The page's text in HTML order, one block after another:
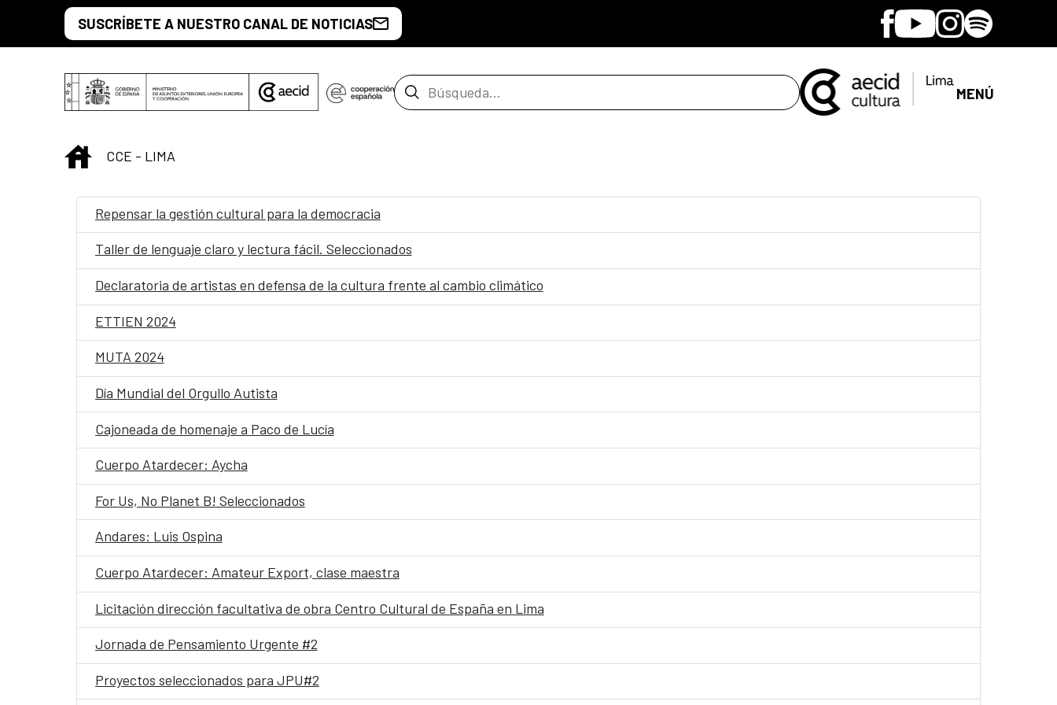
Saltar al contenido principal
SUSCRÍBETE A NUESTRO CANAL DE NOTICIAS Facebook
YoutubeInstagram
Spotify
Barra de búsqueda MENÚ
INICIO
CCE - LIMA
Repensar la gestión cultural para la democracia
Taller de lenguaje claro y lectura fácil. Seleccionados
Declaratoria de artistas en defensa de la cultura frente al cambio climático
ETTIEN 2024
MUTA 2024
Día Mundial del Orgullo Autista
Cajoneada de homenaje a Paco de Lucía
Cuerpo Atardecer: Aycha
For Us, No Planet B! Seleccionados
Andares: Luis Ospina
Cuerpo Atardecer: Amateur Export, clase maestra
Licitación dirección facultativa de obra Centro Cultural de España en Lima
Jornada de Pensamiento Urgente #2
Proyectos seleccionados para JPU#2